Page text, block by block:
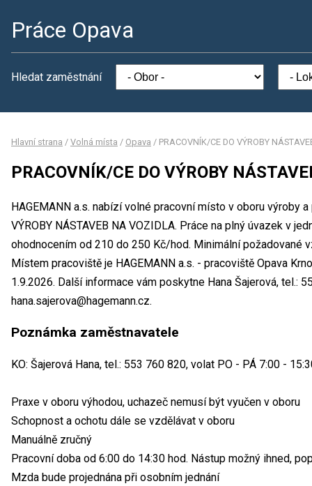
Práce Opava
Hledat zaměstnání
Hlavní strana / Volná místa / Opava / PRACOVNÍK/CE DO VÝROBY
PRACOVNÍK/CE DO VÝROBY
HAGEMANN a.s. nabízí volné pracovní místo v oboru výroby
VÝROBY NÁSTAVEB NA VOZIDLA. Práce na plný úvazek v
ohodnocením od 210 do 250 Kč/hod. Minimální požadované
Místem pracoviště je HAGEMANN a.s. - pracoviště Opava
1.9.2026. Další informace vám poskytne Hana Šajerová, tel.:
hana.sajerova@hagemann.cz.
Poznámka zaměstnavatele
KO: Šajerová Hana, tel.: 553 760 820, volat PO - PÁ 7:00 -
Praxe v oboru výhodou, uchazeč nemusí být vyučen v oboru
Schopnost a ochotu dále se vzdělávat v oboru
Manuálně zručný
Pracovní doba od 6:00 do 14:30 hod. Nástup možný ihned,
Mzda bude projednána při osobním jednání